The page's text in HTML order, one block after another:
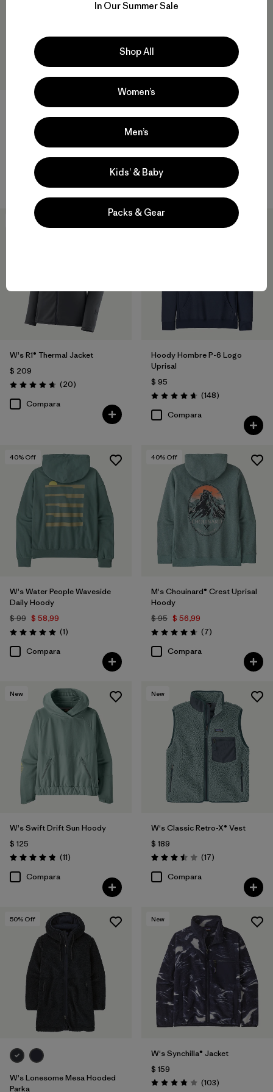
W's Daily Hoody
Compara
W's Classic Retro-X® Jacket
$ 259
(52Comentarios
)
W's R1® Thermal Jacket
$ 209
Valoración: 4.7 / 5
(20Comentarios
)
Compara
Hoody Hombre P-6 Logo
Uprisal
$ 95
Valoración: 4.7 / 5
(148Comentarios
)
Compara
40% Off
W's Water People Waveside
Daily Hoody
$ 99 $ 58,99
Valoración: 5.0 / 5
(1Comentarios
)
Compara
40% Off
M's Chouinard® Crest Uprisal
Hoody
$ 95 $ 56,99
Valoración: 4.7 / 5
(7Comentarios
)
Compara
New
W's Swift Drift Sun Hoody
$ 125
Valoración: 4.8 / 5
(11Comentarios
)
Compara
New
W's Classic Retro-X® Vest
$ 189
Valoración: 3.5 / 5
(17Comentarios
)
Compara
50% Off
W's Lonesome Mesa Hooded
Parka
New
W's Synchilla® Jacket
$ 159
Valoración: 3.9 / 5
(103Comentarios
)
In Our Summer Sale
Shop All
Women’s
Men’s
Kids’ & Baby
Packs & Gear